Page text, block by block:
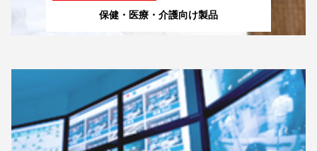
保健・医療・介護向け製品